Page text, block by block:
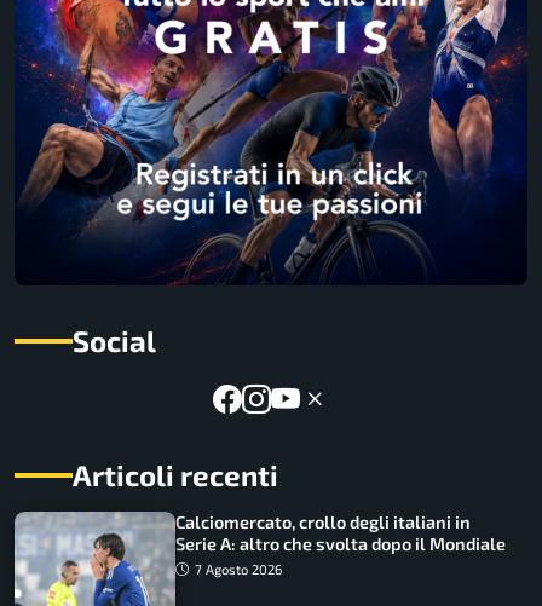
Social
Articoli recenti
Calciomercato, crollo degli italiani in
Serie A: altro che svolta dopo il Mondiale
7 Agosto 2026